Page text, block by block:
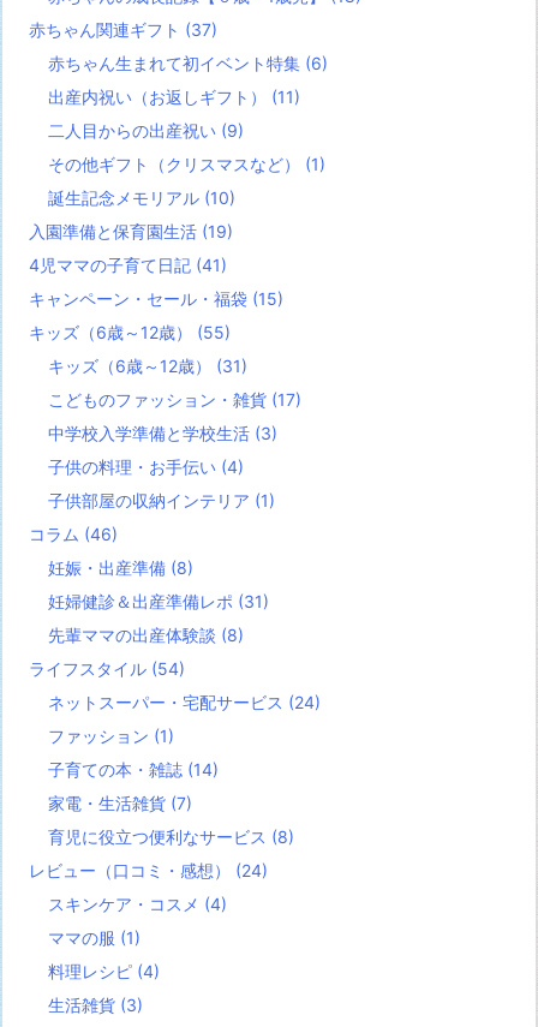
赤ちゃん関連ギフト (37)
赤ちゃん生まれて初イベント特集 (6)
出産内祝い（お返しギフト） (11)
二人目からの出産祝い (9)
その他ギフト（クリスマスなど） (1)
誕生記念メモリアル (10)
入園準備と保育園生活 (19)
4児ママの子育て日記 (41)
キャンペーン・セール・福袋 (15)
キッズ（6歳～12歳） (55)
キッズ（6歳～12歳） (31)
こどものファッション・雑貨 (17)
中学校入学準備と学校生活 (3)
子供の料理・お手伝い (4)
子供部屋の収納インテリア (1)
コラム (46)
妊娠・出産準備 (8)
妊婦健診＆出産準備レポ (31)
先輩ママの出産体験談 (8)
ライフスタイル (54)
ネットスーパー・宅配サービス (24)
ファッション (1)
子育ての本・雑誌 (14)
家電・生活雑貨 (7)
育児に役立つ便利なサービス (8)
レビュー（口コミ・感想） (24)
スキンケア・コスメ (4)
ママの服 (1)
料理レシピ (4)
生活雑貨 (3)